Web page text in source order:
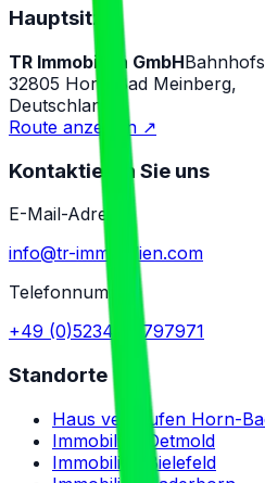
Hauptsitz
TR Immobilien GmbH
32805 Horn-Bad Meinberg,
Deutschland
Route anzeigen ↗
Kontaktieren Sie uns
E-Mail-Adresse
info@tr-immobilien.com
Telefonnummer
+49 (0)5234 / 8797971
Standorte
Haus verkaufen Horn-
Immobilien Detmold
Immobilien Bielefeld